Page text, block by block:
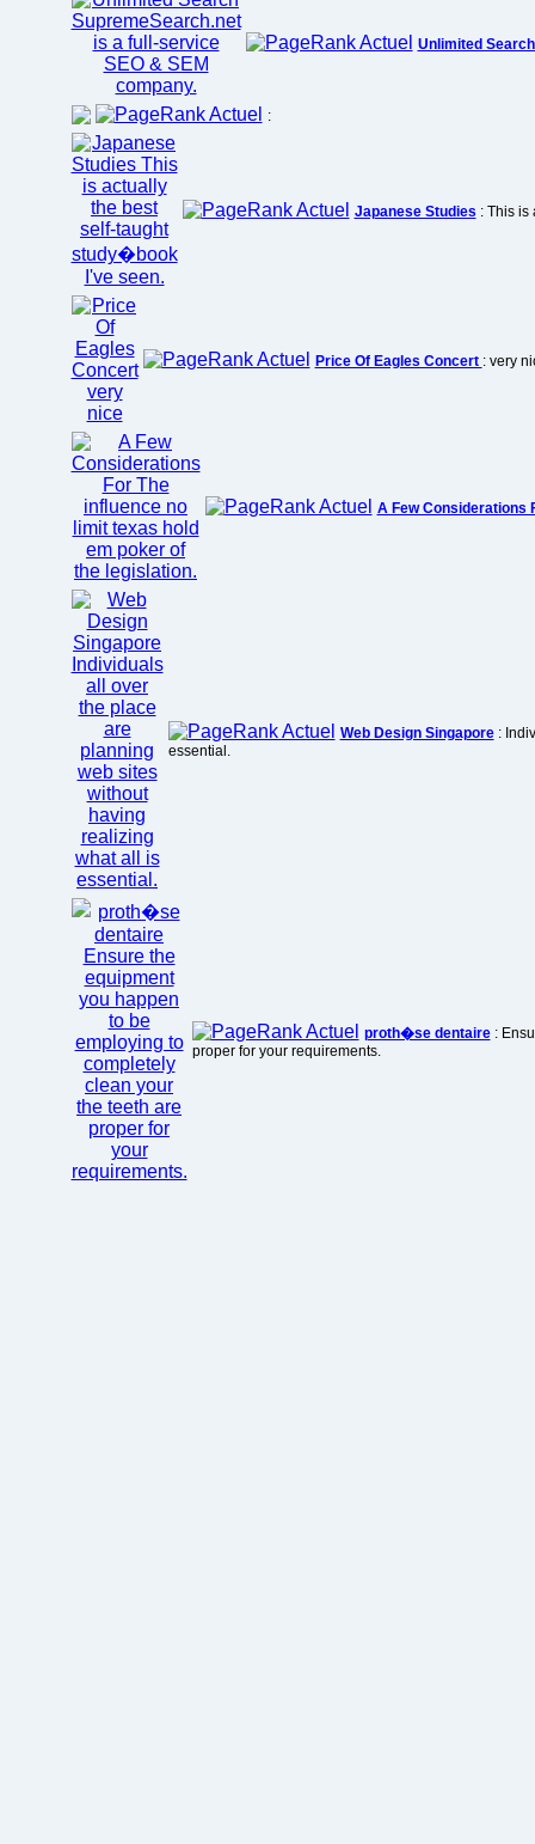
Unlimited
:
Japanese Studies : This is
Price Of Eagles Concert : very
A Few Considerations
Web Design Singapore:
essential.
proth�se dentaire:
proper for your requirements.